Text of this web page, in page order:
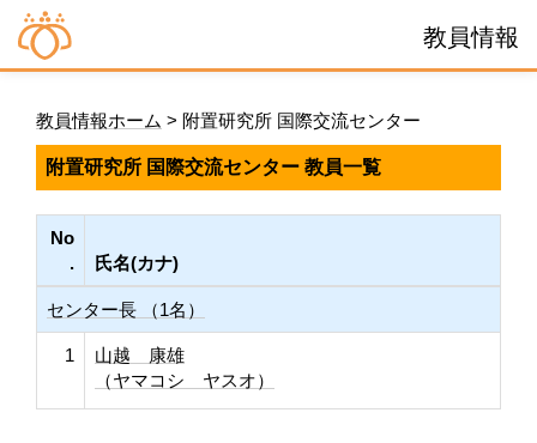
教員情報
教員情報ホーム > 附置研究所 国際交流センター
附置研究所 国際交流センター 教員一覧
No
.
氏名(カナ)
センター長 （1名）
1
山越 康雄
（ヤマコシ ヤスオ）